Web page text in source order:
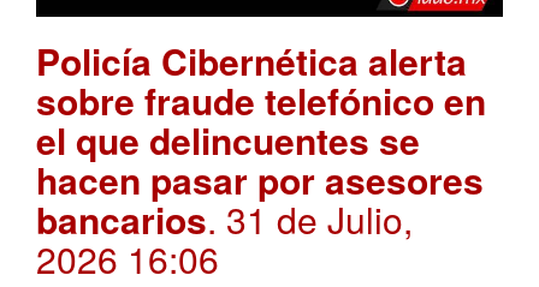
Policía Cibernética alerta
sobre fraude telefónico en
el que delincuentes se
hacen pasar por asesores
bancarios. 31 de Julio,
2026 16:06